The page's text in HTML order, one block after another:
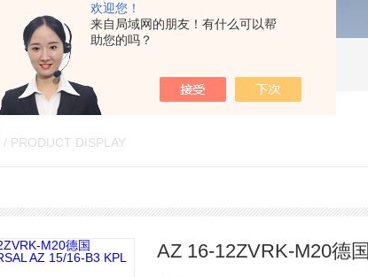
欢迎您！
来自局域网的朋友！有什么可以帮
助您的吗？
/ PRODUCT DISPLAY